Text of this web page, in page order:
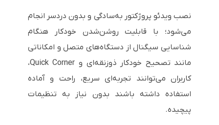
نصب ویدئو پروژکتور به‌سادگی و بدون دردسر انجام
می‌شود؛ با قابلیت روشن‌شدن خودکار هنگام
شناسایی سیگنال از دستگاه‌های متصل و امکاناتی
مانند تصحیح خودکار ذوزنقه‌ای و Quick Corner،
کاربران می‌توانند تجربه‌ای سریع، راحت و آماده
استفاده داشته باشند بدون نیاز به تنظیمات
پیچیده.